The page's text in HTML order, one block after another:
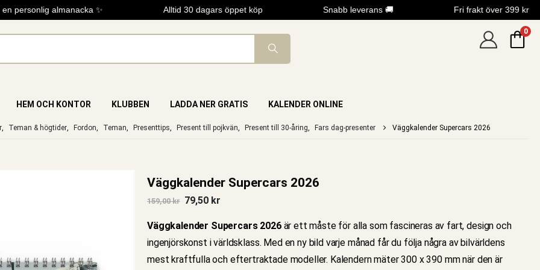
personlig almanacka ✨ Alltid 30 dagars öppet köp Snabb leverans 🚚 Fri frakt över 399 kr
0
HEM OCH KONTOR KLUBBEN LADDA NER GRATIS KALENDER ONLINE
, Teman & högtider, Fordon, Teman, Presenttips, Present till pojkvän, Present till 30-åring, Fars dag-presenter Väggkalender Supercars 2026
Väggkalender Supercars 2026
159,00kr Det
ursprungliga
priset
var:
159,00 kr.
79,50 krDet
är:
79,50 kr.
Väggkalender Supercars 2026är ett måste för alla som fascineras av fart, design och
ingenjörskonst i världsklass. Med en ny bild varje månad får du följa några av bilvärldens
mest kraftfulla och eftertraktade modeller. Kalendern mäter 300 x 390 mm när den är